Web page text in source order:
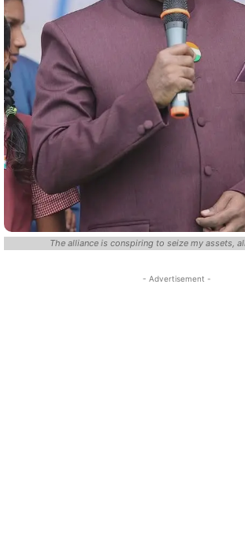
The alliance is conspiring to seize my assets,
- Advertisement -